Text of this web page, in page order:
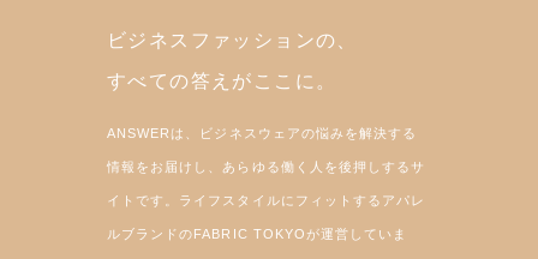
ビジネスファッションの、
すべての答えがここに。
ANSWERは、ビジネスウェアの悩みを解決する
情報をお届けし、あらゆる働く人を後押しするサ
イトです。ライフスタイルにフィットするアパレ
ルブランドのFABRIC TOKYOが運営していま